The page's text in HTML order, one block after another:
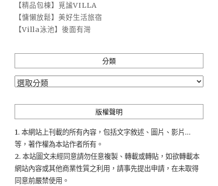
【精品包棟】覓謐VILLA
【慵懶放鬆】美好生活旅宿
【Villa泳池】後面有灣
分類
分
版權聲明
1. 本網站上刊載的所有內容，包括文字敘述、圖片、影片...
等，著作權為本站作者所有。
2. 本站圖文未經同意請勿任意複製、轉載或轉貼，如欲轉載本
網站內容或其他商業性質之利用，請事先提出申請，在未取得
同意前嚴禁使用。